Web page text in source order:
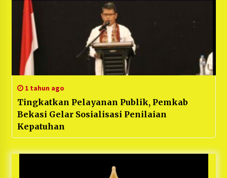
1 tahun ago
Tingkatkan Pelayanan Publik, Pemkab
Bekasi Gelar Sosialisasi Penilaian
Kepatuhan